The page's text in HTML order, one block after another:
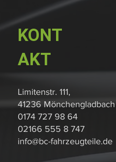
KONT
AKT
Limitenstr. 111,
41236 Mönchengladbach
0174 727 98 64
02166 555 8 747
info@bc-fahrzeugteile.de